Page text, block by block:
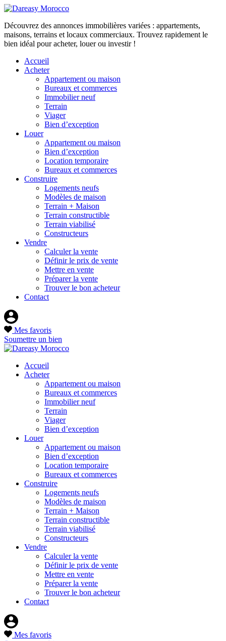
Découvrez des annonces immobilières variées : appartements,
maisons, terrains et locaux commerciaux. Trouvez rapidement le
bien idéal pour acheter, louer ou investir !
Accueil
Acheter
Appartement ou maison
Bureaux et commerces
Immobilier neuf
Terrain
Viager
Bien d’exception
Louer
Appartement ou maison
Bien d’exception
Location temporaire
Bureaux et commerces
Construire
Logements neufs
Modèles de maison
Terrain + Maison
Terrain constructible
Terrain viabilisé
Constructeurs
Vendre
Calculer la vente
Définir le prix de vente
Mettre en vente
Préparer la vente
Trouver le bon acheteur
Contact
Mes favoris
Soumettre un bien
Accueil
Acheter
Appartement ou maison
Bureaux et commerces
Immobilier neuf
Terrain
Viager
Bien d’exception
Louer
Appartement ou maison
Bien d’exception
Location temporaire
Bureaux et commerces
Construire
Logements neufs
Modèles de maison
Terrain + Maison
Terrain constructible
Terrain viabilisé
Constructeurs
Vendre
Calculer la vente
Définir le prix de vente
Mettre en vente
Préparer la vente
Trouver le bon acheteur
Contact
Mes favoris